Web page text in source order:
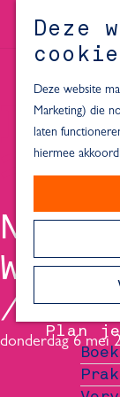
Deze
Deze website
Marketing) die
laten
hiermee
M
e
n
u
van
24
48
72
Plan
WAT
donderdag 6 mei